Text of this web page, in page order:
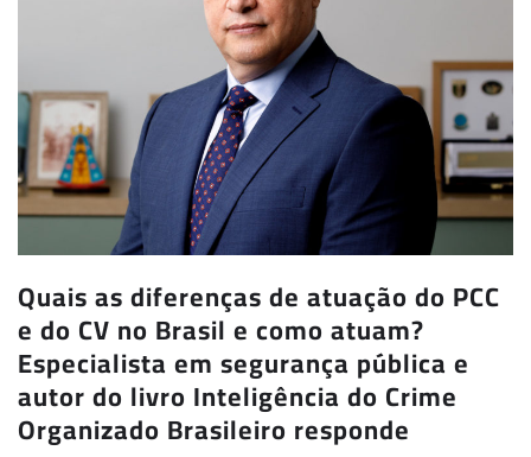
Quais as diferenças de atuação do PCC
e do CV no Brasil e como atuam?
Especialista em segurança pública e
autor do livro Inteligência do Crime
Organizado Brasileiro responde